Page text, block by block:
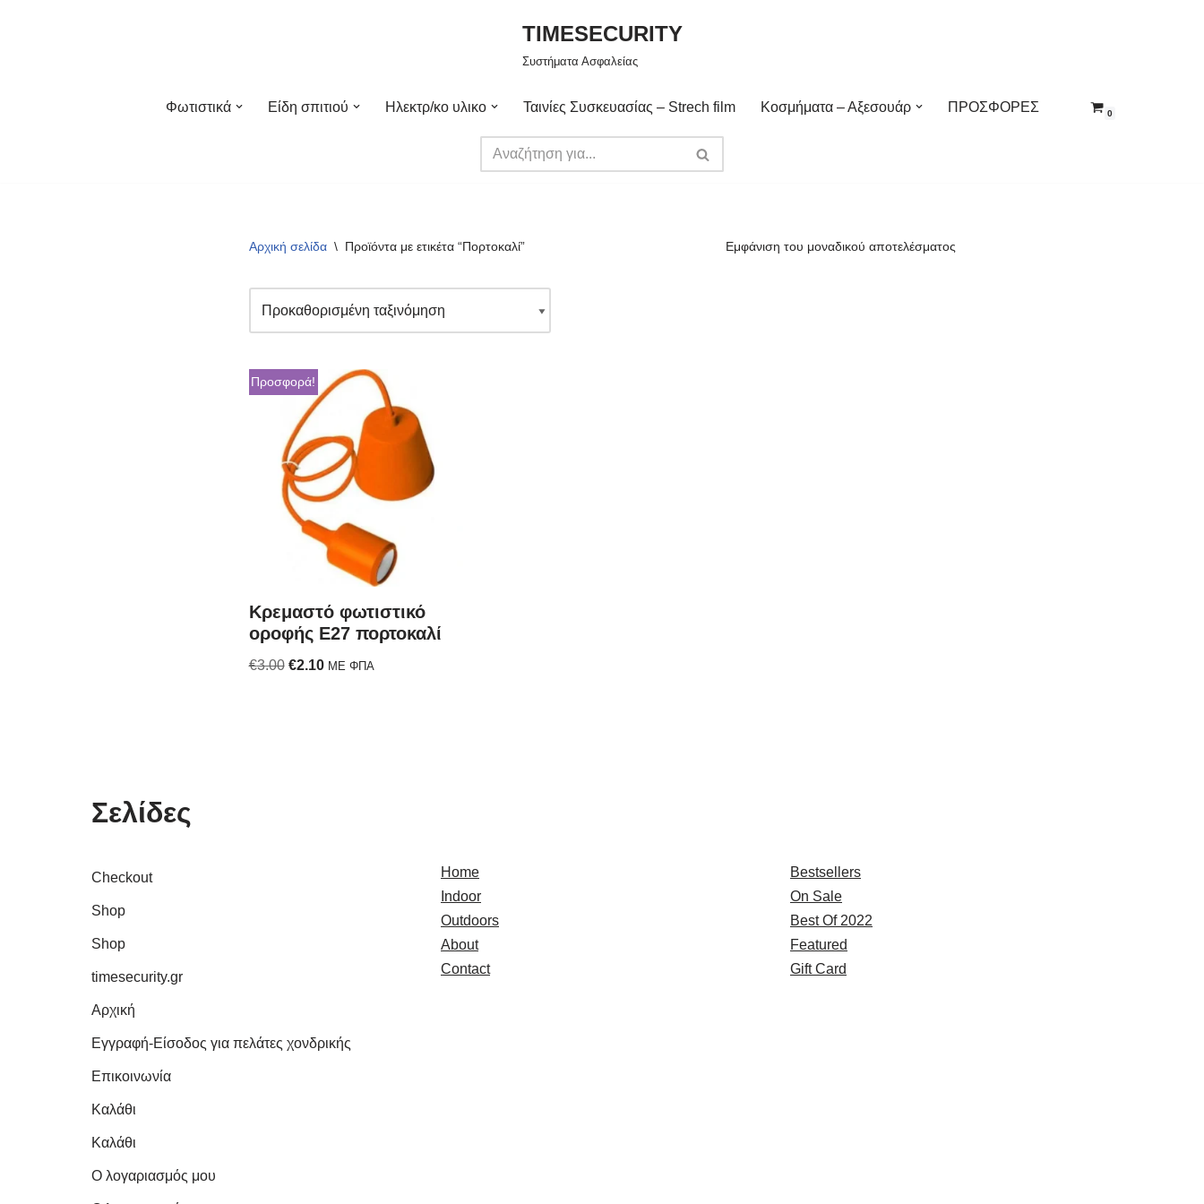
TIMESECURITY
Συστήματα Ασφαλείας
Φωτιστικά Είδη σπιτιού Ηλεκτρ/κο υλικο Ταινίες Συσκευασίας – Strech film Κοσμήματα – Αξεσουάρ ΠΡΟΣΦΟΡΕΣ 0
Αρχική σελίδα \ Προϊόντα με ετικέτα “Πορτοκαλί” Εμφάνιση του μοναδικού αποτελέσματος
Προσφορά!
Κρεμαστό φωτιστικό
οροφής E27 πορτοκαλί
€3.00 €2.10 ΜΕ ΦΠΑ
Σελίδες
Checkout
Shop
Shop
timesecurity.gr
Αρχική
Εγγραφή-Είσοδος για πελάτες χονδρικής
Επικοινωνία
Καλάθι
Καλάθι
Ο λογαριασμός μου
Home
Indoor
Outdoors
About
Contact
Bestsellers
On Sale
Best Of 2022
Featured
Gift Card